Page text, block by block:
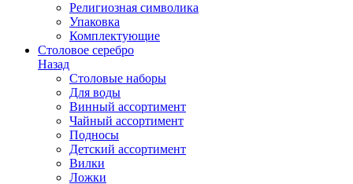
Религиозная символика
Упаковка
Комплектующие
Столовое серебро
Назад
Столовые наборы
Для воды
Винный ассортимент
Чайный ассортимент
Подносы
Детский ассортимент
Вилки
Ложки